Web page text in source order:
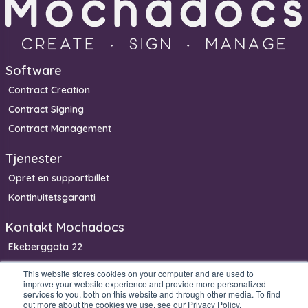
This website stores cookies on your computer and are used to
improve your website experience and provide more personalized
services to you, both on this website and through other media. To find
out more about the cookies we use, see our Privacy Policy.
Software
Contract Creation
Contract Signing
Contract Management
Tjenester
Opret en supportbillet
Kontinuitetsgaranti
Kontakt Mochadocs
Ekeberggata 22
3208 Sandefjord
Norge
Telefon: +47 90 06 33 00